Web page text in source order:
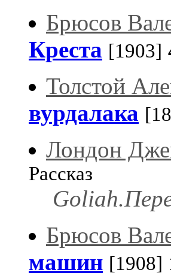
Брюсов
Креста [1903]
Толстой
вурдалака
Лондон
Рассказ
Брюсов
машин [1908]